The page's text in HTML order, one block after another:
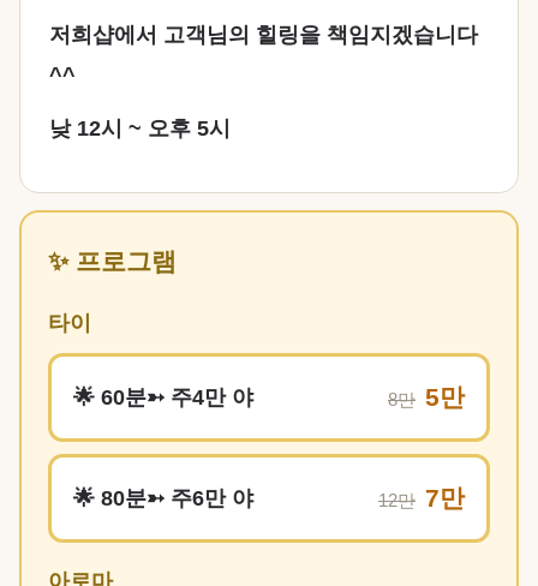
저희샵에서 고객님의 힐링을 책임지겠습니다
^^
낮 12시 ~ 오후 5시
✨ 프로그램
타이
🌟 60분➳ 주4만 야 8만 5만
🌟 80분➳ 주6만 야 12만 7만